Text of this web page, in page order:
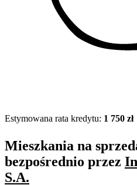
Estymowana rata kredytu: 1 750 zł
Mieszkania na
bezpośrednio przez
S.A.